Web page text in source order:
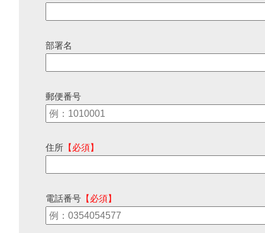
部署名
郵便番号
住所 【必須】
電話番号 【必須】